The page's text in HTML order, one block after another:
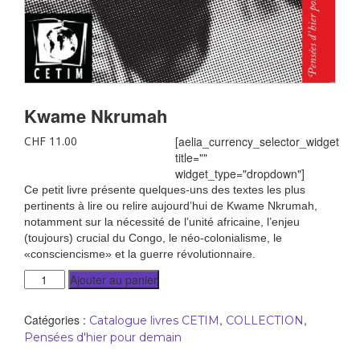
Kwame Nkrumah
[aelia_currency_selector_widget
title=""
widget_type="dropdown"]
CHF 11.00
Ce petit livre présente quelques-uns des textes les plus
pertinents à lire ou relire aujourd’hui de Kwame Nkrumah,
notamment sur la nécessité de l’unité africaine, l’enjeu
(toujours) crucial du Congo, le néo-colonialisme, le
«consciencisme» et la guerre révolutionnaire.
Ajouter au panier
Catégories : Catalogue livres CETIM, COLLECTION,
Pensées d'hier pour demain